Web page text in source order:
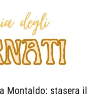
Montaldo: stasera il